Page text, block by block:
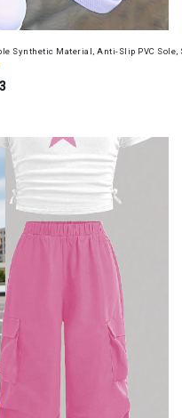
Synthetic Material, Anti-Slip PVC